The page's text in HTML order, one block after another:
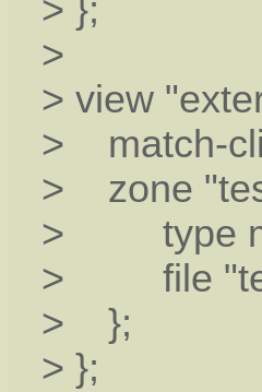
> };
>
> view
> match-
> zone
> type
> file
> };
> };